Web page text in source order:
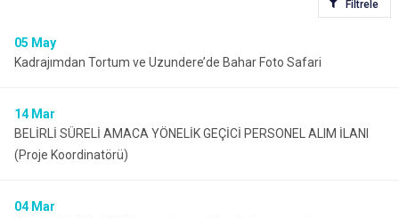
Horasan
Aziziye
Karaçoban
Karayazı
Narman
Şenkaya
Filtrele
05 May
Kadrajımdan Tortum ve Uzundere’de Bahar Foto Safari
14 Mar
BELİRLİ SÜRELİ AMACA YÖNELİK GEÇİCİ PERSONEL ALIM İLANI
(Proje Koordinatörü)
04 Mar